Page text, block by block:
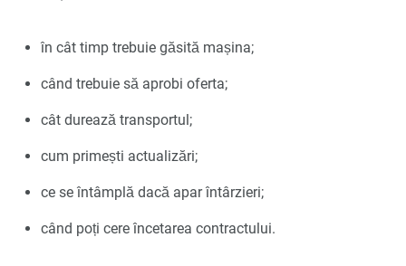
în cât timp trebuie găsită mașina;
când trebuie să aprobi oferta;
cât durează transportul;
cum primești actualizări;
ce se întâmplă dacă apar întârzieri;
când poți cere încetarea contractului.